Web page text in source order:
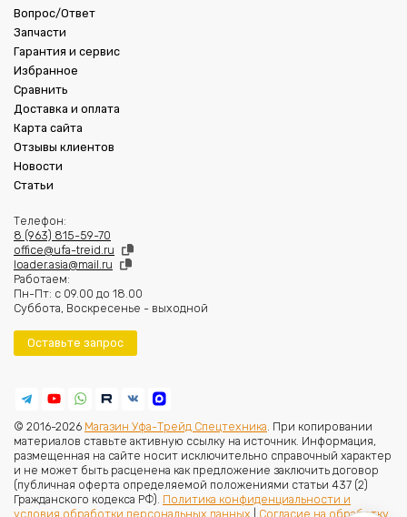
Вопрос/Ответ
Запчасти
Гарантия и сервис
Избранное
Сравнить
Доставка и оплата
Карта сайта
Отзывы клиентов
Новости
Статьи
Телефон:
8 (963) 815-59-70
office@ufa-treid.ru
loader.asia@mail.ru
Работаем:
Пн-Пт: с 09.00 до 18.00
Суббота, Воскресенье - выходной
Оставьте запрос
© 2016-2026 Магазин Уфа-Трейд Спецтехника. При копировании
материалов ставьте активную ссылку на источник. Информация,
размещенная на сайте носит исключительно справочный характер
и не может быть расценена как предложение заключить договор
(публичная оферта определяемой положениями статьи 437 (2)
Гражданского кодекса РФ). Политика конфиденциальности и
условия обработки персональных данных
Согласие на обработку